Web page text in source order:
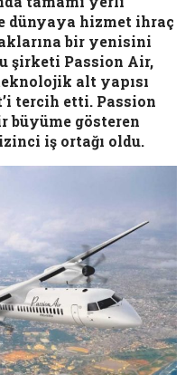
dünyaya hizmet ihraç
bir yenisini
şirketi Passion Air,
alt yapısı
tercih etti. Passion
büyüme gösteren
iş ortağı oldu.